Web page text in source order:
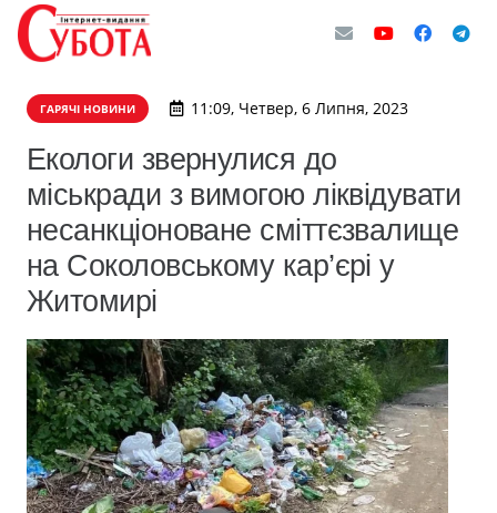
ГАРЯЧІ НОВИНИ 11:09, Четвер, 6 Липня, 2023
Екологи звернулися до
міськради з вимогою ліквідувати
несанкціоноване сміттєзвалище
на Соколовському кар’єрі у
Житомирі